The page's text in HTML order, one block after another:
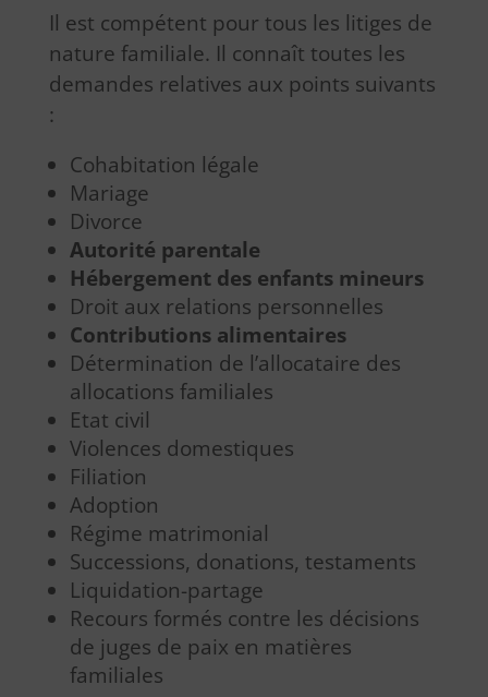
Il est compétent pour tous les litiges de
nature familiale. Il connaît toutes les
demandes relatives aux points suivants
:
Cohabitation légale
Mariage
Divorce
Autorité parentale
Hébergement des enfants mineurs
Droit aux relations personnelles
Contributions alimentaires
Détermination de l’allocataire des
allocations familiales
Etat civil
Violences domestiques
Filiation
Adoption
Régime matrimonial
Successions, donations, testaments
Liquidation-partage
Recours formés contre les décisions
de juges de paix en matières
familiales